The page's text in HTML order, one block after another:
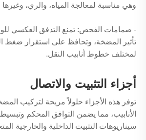
وهي مناسبة لمعالجة المياه، والري،
- صمامات الفحص: تمنع التدفق العكسي
تأثير المضخة، وتحافظ على استقرار ضغط
لمختلف خطوط أنابيب النقل.
أجزاء التثبيت والاتصال
توفر هذه الأجزاء حلولاً مريحة لتركيب
الأنابيب، مما يضمن التوافق المحكم
سيناريوهات التثبيت الداخلية والخارجية